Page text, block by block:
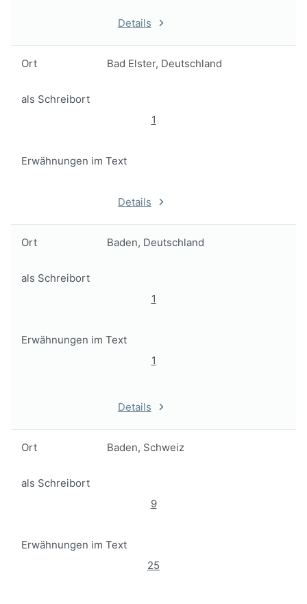
Details
Ort Bad Elster, Deutschland
als Schreibort
1
Erwähnungen im Text
Details
Ort Baden, Deutschland
als Schreibort
1
Erwähnungen im Text
1
Details
Ort Baden, Schweiz
als Schreibort
9
Erwähnungen im Text
25